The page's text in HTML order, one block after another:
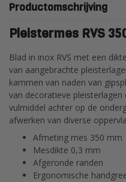
Productomschrijving
Pleistermes RVS
Blad in inox RVS met een
van aangebrachte
kammen van naden van
van decoratieve
vulmiddel achter op de
afwerken van diverse
Afmeting mes 350 mm
Mesdikte 0,3 mm
Afgeronde randen
Ergonomische